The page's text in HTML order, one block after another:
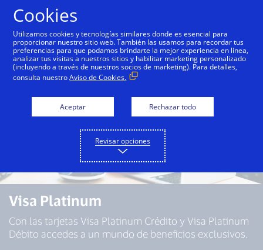
Visa Platinum
Con las tarjetas Visa Platinum Crédito y Visa Platinum
Débito accedes a un mundo de beneficios exclusivos.
Cookies
Utilizamos cookies y tecnologías similares donde es esencial para
proporcionar nuestro sitio web. También las usamos para recordar tus
preferencias para que podamos brindarte la mejor experiencia en línea,
analizar tus visitas a nuestros sitios y habilitar marketing personalizado
(incluyendo a través de nuestros socios de marketing). Para detalles,
consulta nuestroAviso de Cookies.
Aceptar Rechazar todo
Revisar opciones